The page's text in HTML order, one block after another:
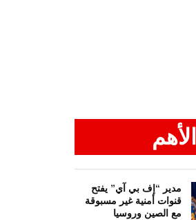
الأهم
مدير “إف بي آي” يفتح
قنوات أمنية غير مسبوقة
مع الصين وروسيا